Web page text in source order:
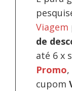
Viagem
de
até 6 x
Promo
cupom